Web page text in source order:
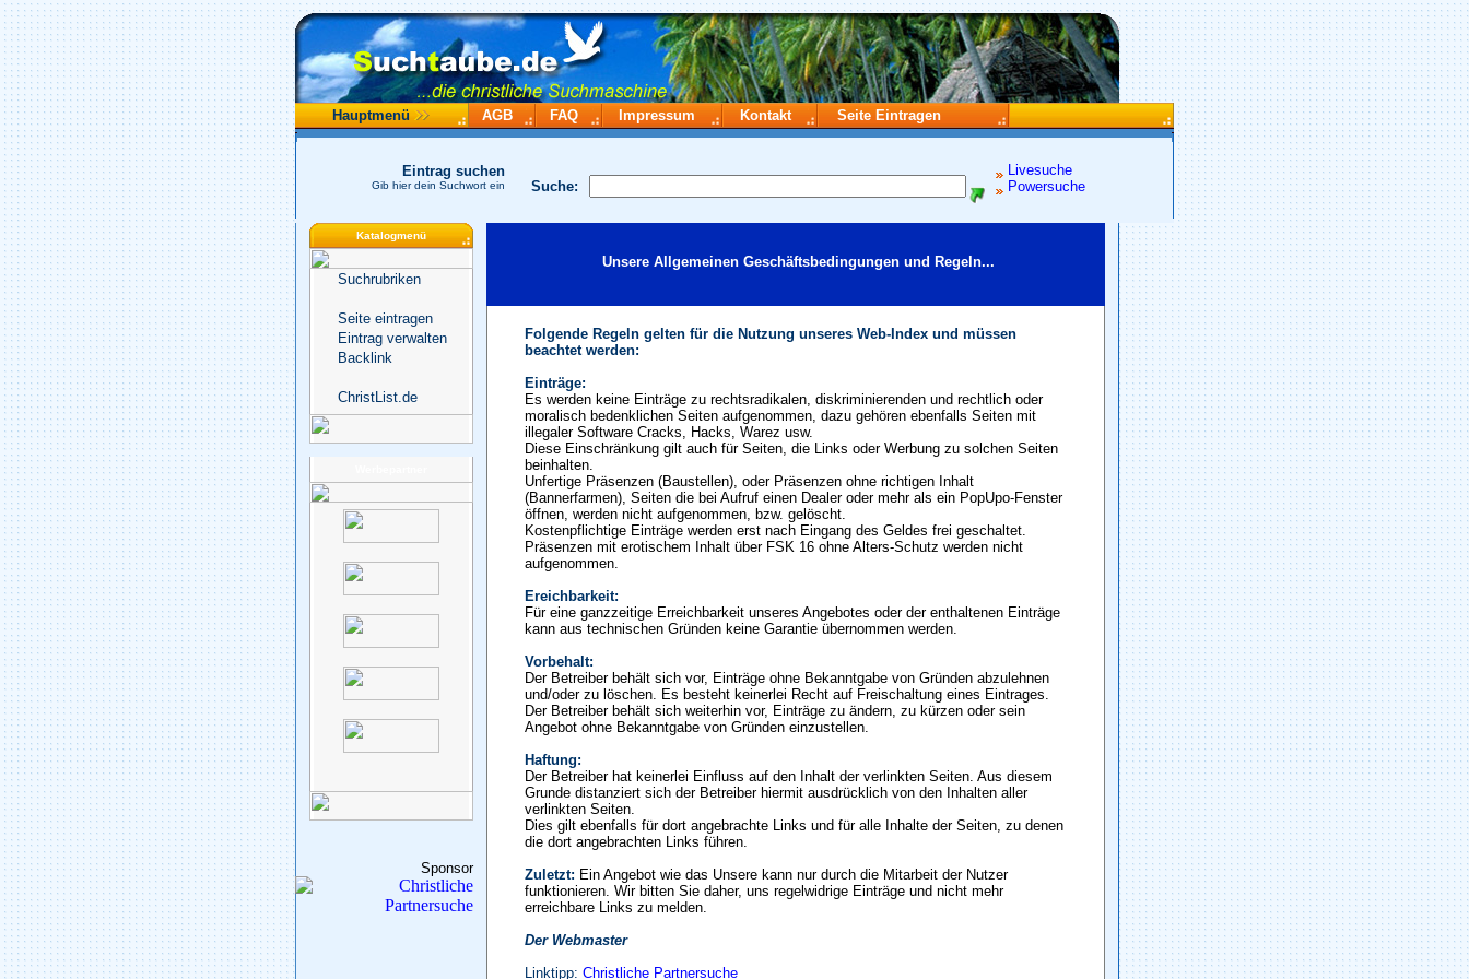
Hauptmenü AGB FAQ Impressum Kontakt Seite Eintragen
Suche:
Livesuche
Powersuche
Eintrag suchen
Gib hier dein Suchwort ein
Katalogmenü
Suchrubriken
Seite eintragen
Eintrag verwalten
Backlink
ChristList.de
Sponsor
Unsere Allgemeinen Geschäftsbedingungen und Regeln...
Folgende Regeln gelten für die Nutzung unseres Web-Index und müssen
beachtet werden:
Einträge:
Es werden keine Einträge zu rechtsradikalen, diskriminierenden und rechtlich oder
moralisch bedenklichen Seiten aufgenommen, dazu gehören ebenfalls Seiten mit
illegaler Software Cracks, Hacks, Warez usw.
Diese Einschränkung gilt auch für Seiten, die Links oder Werbung zu solchen Seiten
beinhalten.
Unfertige Präsenzen (Baustellen), oder Präsenzen ohne richtigen Inhalt
(Bannerfarmen), Seiten die bei Aufruf einen Dealer oder mehr als ein PopUpo-Fenster
öffnen, werden nicht aufgenommen, bzw. gelöscht.
Kostenpflichtige Einträge werden erst nach Eingang des Geldes frei geschaltet.
Präsenzen mit erotischem Inhalt über FSK 16 ohne Alters-Schutz werden nicht
aufgenommen.
Ereichbarkeit:
Für eine ganzzeitige Erreichbarkeit unseres Angebotes oder der enthaltenen Einträge
kann aus technischen Gründen keine Garantie übernommen werden.
Vorbehalt:
Der Betreiber behält sich vor, Einträge ohne Bekanntgabe von Gründen abzulehnen
und/oder zu löschen. Es besteht keinerlei Recht auf Freischaltung eines Eintrages.
Der Betreiber behält sich weiterhin vor, Einträge zu ändern, zu kürzen oder sein
Angebot ohne Bekanntgabe von Gründen einzustellen.
Haftung:
Der Betreiber hat keinerlei Einfluss auf den Inhalt der verlinkten Seiten. Aus diesem
Grunde distanziert sich der Betreiber hiermit ausdrücklich von den Inhalten aller
verlinkten Seiten.
Dies gilt ebenfalls für dort angebrachte Links und für alle Inhalte der Seiten, zu denen
die dort angebrachten Links führen.
Zuletzt: Ein Angebot wie das Unsere kann nur durch die Mitarbeit der Nutzer
funktionieren. Wir bitten Sie daher, uns regelwidrige Einträge und nicht mehr
erreichbare Links zu melden.
Der Webmaster
Linktipp: Christliche Partnersuche